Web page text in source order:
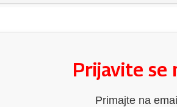
Prijavite se
Primajte na